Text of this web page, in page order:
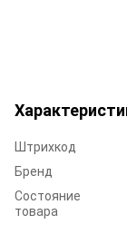
Штрихкод
Бренд
Состояние
товара